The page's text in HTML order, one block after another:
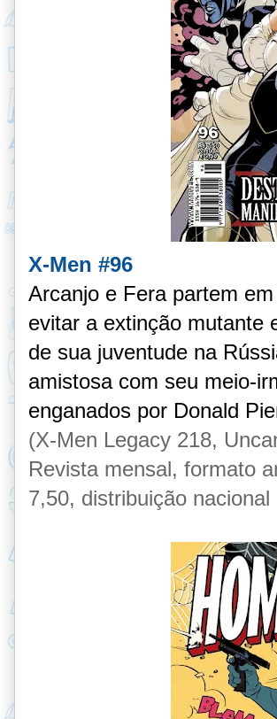
X-Men #96
Arcanjo e Fera partem
evitar a extinção mutante
de sua juventude na
amistosa com seu meio-
enganados por Donald
(X-Men Legacy 218,
Revista mensal, formato
7,50, distribuição nacional